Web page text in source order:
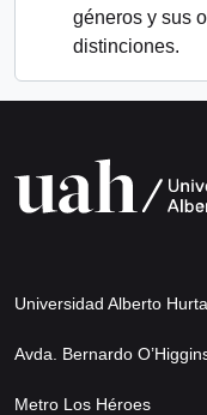
géneros y sus
distinciones.
Universidad Alberto
Avda. Bernardo
Metro Los Héroes